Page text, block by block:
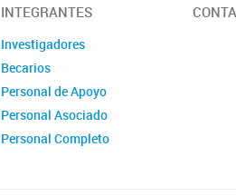
INTEGRANTES
Investigadores
Becarios
Personal de Apoyo
Personal Asociado
Personal Completo